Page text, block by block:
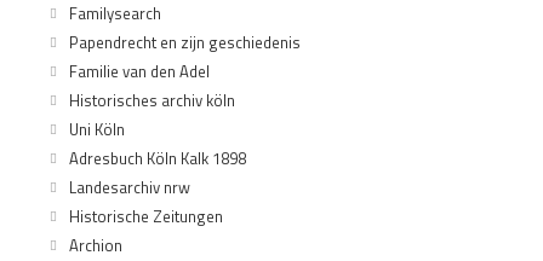
Familysearch
Papendrecht en zijn geschiedenis
Familie van den Adel
Historisches archiv köln
Uni Köln
Adresbuch Köln Kalk 1898
Landesarchiv nrw
Historische Zeitungen
Archion